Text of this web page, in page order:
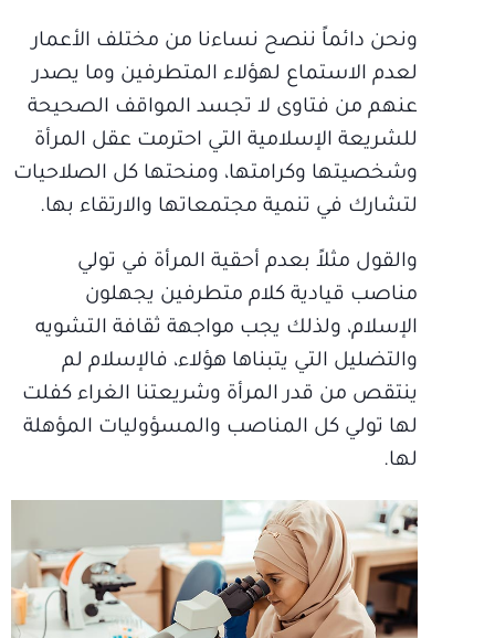
ونحن دائماً ننصح نساءنا من مختلف الأعمار
لعدم الاستماع لهؤلاء المتطرفين وما يصدر
عنهم من فتاوى لا تجسد المواقف الصحيحة
للشريعة الإسلامية التي احترمت عقل المرأة
وشخصيتها وكرامتها، ومنحتها كل الصلاحيات
لتشارك في تنمية مجتمعاتها والارتقاء بها.
والقول مثلاً بعدم أحقية المرأة في تولي
مناصب قيادية كلام متطرفين يجهلون
الإسلام، ولذلك يجب مواجهة ثقافة التشويه
والتضليل التي يتبناها هؤلاء، فالإسلام لم
ينتقص من قدر المرأة وشريعتنا الغراء كفلت
لها تولي كل المناصب والمسؤوليات المؤهلة
لها.